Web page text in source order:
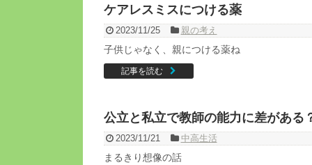
ケアレスミスにつける薬
2023/11/25 親の考え
子供じゃなく、親につける薬ね
記事を読む
公立と私立で教師の能力に差がある
2023/11/21 中高生活
まるきり想像の話